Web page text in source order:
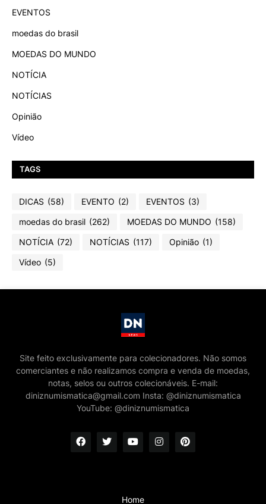
EVENTOS
moedas do brasil
MOEDAS DO MUNDO
NOTÍCIA
NOTÍCIAS
Opinião
Vídeo
TAGS
DICAS (58) EVENTO (2) EVENTOS (3)
moedas do brasil (262) MOEDAS DO MUNDO (158)
NOTÍCIA (72) NOTÍCIAS (117) Opinião (1)
Vídeo (5)
Site feito exclusivamente para colecionadores. Não somos
comerciantes e não realizamos compra e venda de moedas,
notas, selos ou outros colecionáveis. E-mail:
diniznumismatica@gmail.com Insta: @diniznumismatica
YouTube: @diniznumismatica
Home